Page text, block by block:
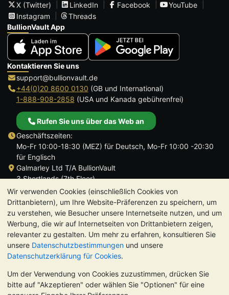
Wir verwenden Cookies (einschließlich Cookies von
Drittanbietern), um Ihre Website-Präferenzen zu speichern, um
zu verstehen, wie Besucher unsere Internetseite nutzen, und um
Werbung, die wir auf Internetseiten von Drittanbietern zeigen,
relevanter zu gestalten. Um mehr zu erfahren, konsultieren Sie
unsere Datenschutzbestimmungen und unsere
Datenschutzerklärung für Cookies.
Um der Verwendung von Cookies zuzustimmen, drücken Sie
bitte auf "Akzeptieren" oder wählen Sie "Optionen" für eine
X (Twitter)
LinkedIn Facebook
YouTube
Instagram
Threads
BullionVault App
Kontaktieren Sie uns
support@bullionvault.de
+44(0)20 8600 0130 (GB und International)
1-888-908-2858 (USA und Kanada gebührenfrei)
Rufen Sie uns über das Web an
Geschäftszeiten:
Mo-Fr 10:00-18:30 (MEZ) für Deutsch, Mo-Fr 10:00 -20:30
für Englisch
Galmarley Ltd T/A BullionVault
3 Shortlands (7th Floor)
Hammersmith
London
W6 8DA
Großbritannien
TrustScore 4.8 | 724 Bewertungen
BITTE BEACHTEN SIE: Der Wert von Edelmetallen kann sowohl